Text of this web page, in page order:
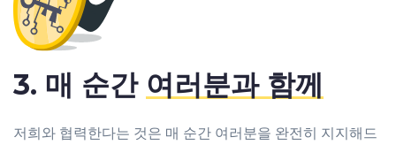
3. 매 순간 여러분과 함께
저희와 협력한다는 것은 매 순간 여러분을 완전히 지지해드